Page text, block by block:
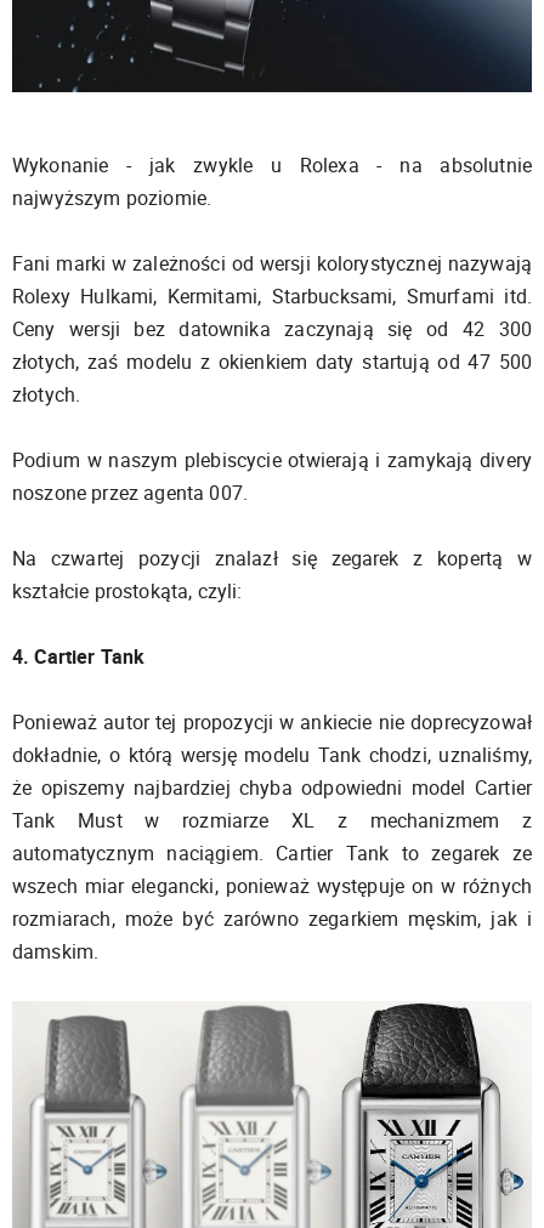
Wykonanie - jak zwykle u Rolexa - na absolutnie
najwyższym poziomie.
Fani marki w zależności od wersji kolorystycznej nazywają
Rolexy Hulkami, Kermitami, Starbucksami, Smurfami itd.
Ceny wersji bez datownika zaczynają się od 42 300
złotych, zaś modelu z okienkiem daty startują od 47 500
złotych.
Podium w naszym plebiscycie otwierają i zamykają divery
noszone przez agenta 007.
Na czwartej pozycji znalazł się zegarek z kopertą w
kształcie prostokąta, czyli:
4. Cartier Tank
Ponieważ autor tej propozycji w ankiecie nie doprecyzował
dokładnie, o którą wersję modelu Tank chodzi, uznaliśmy,
że opiszemy najbardziej chyba odpowiedni model Cartier
Tank Must w rozmiarze XL z mechanizmem z
automatycznym naciągiem. Cartier Tank to zegarek ze
wszech miar elegancki, ponieważ występuje on w różnych
rozmiarach, może być zarówno zegarkiem męskim, jak i
damskim.